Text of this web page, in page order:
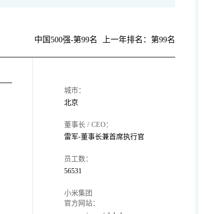
中国500强-第99名 上一年排名：第99名
城市：
北京
董事长 / CEO：
雷军-董事长兼首席执行官
员工数：
56531
小米集团
官方网站：